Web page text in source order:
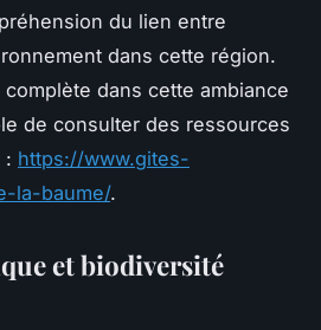
du lien entre
dans cette région.
dans cette ambiance
de consulter des ressources
: https://www.gites-
la-baume/.
et biodiversité